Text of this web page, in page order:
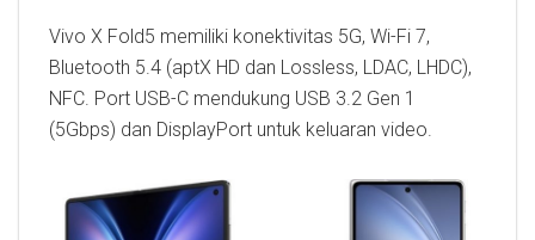
Vivo X Fold5 memiliki konektivitas 5G, Wi-Fi 7,
Bluetooth 5.4 (aptX HD dan Lossless, LDAC, LHDC),
NFC. Port USB-C mendukung USB 3.2 Gen 1
(5Gbps) dan DisplayPort untuk keluaran video.